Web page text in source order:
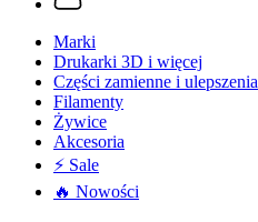
Marki
Drukarki 3D i więcej
Części zamienne i ulepszenia
Filamenty
Żywice
Akcesoria
⚡ Sale
🔥 Nowości